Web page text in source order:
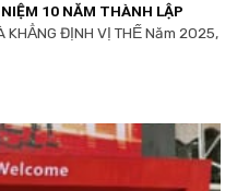
10 NĂM THÀNH LẬP
KHẲNG ĐỊNH VỊ THẾ Năm 2025,